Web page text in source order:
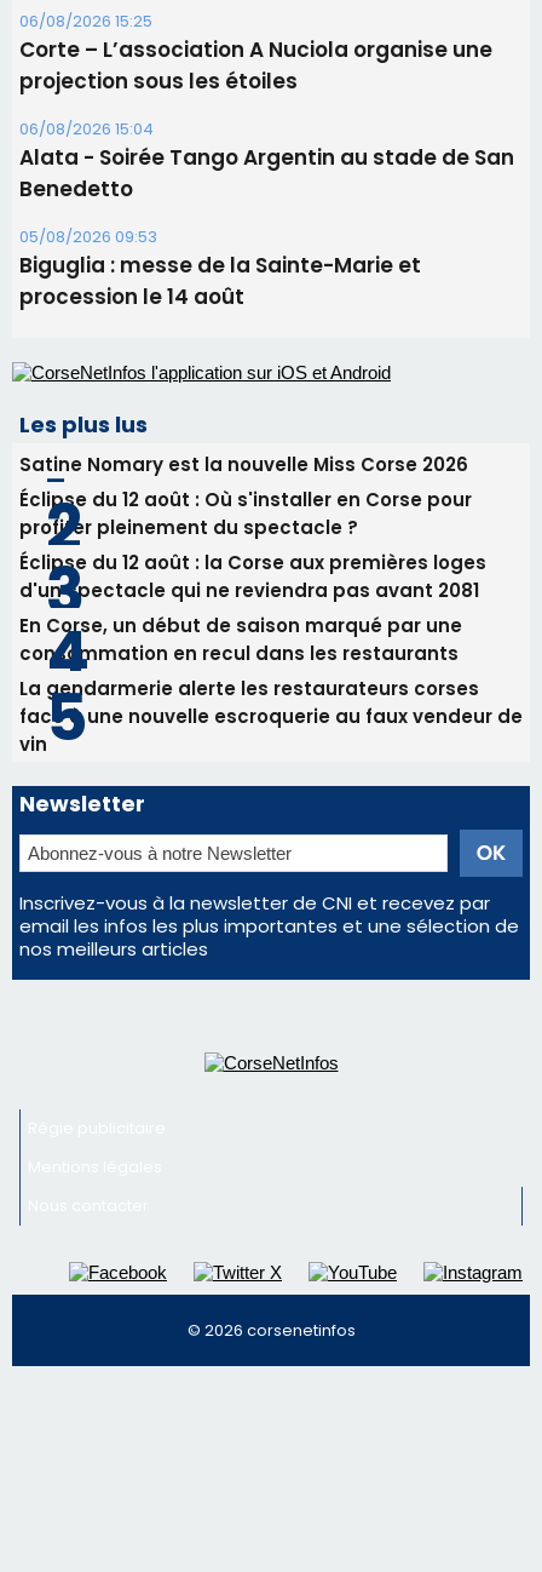
06/08/2026 15:25
Corte – L’association A Nuciola organise une
projection sous les étoiles
06/08/2026 15:04
Alata - Soirée Tango Argentin au stade de San
Benedetto
05/08/2026 09:53
Biguglia : messe de la Sainte-Marie et
procession le 14 août
Les plus lus
Satine Nomary est la nouvelle Miss Corse 2026
Éclipse du 12 août : Où s'installer en Corse pour
profiter pleinement du spectacle ?
Éclipse du 12 août : la Corse aux premières loges
d'un spectacle qui ne reviendra pas avant 2081
En Corse, un début de saison marqué par une
consommation en recul dans les restaurants
La gendarmerie alerte les restaurateurs corses
face à une nouvelle escroquerie au faux vendeur de
vin
Newsletter
Inscrivez-vous à la newsletter de CNI et recevez par
email les infos les plus importantes et une sélection de
nos meilleurs articles
© 2026 corsenetinfos